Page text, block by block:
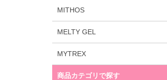
MITHOS
MELTY GEL
MYTREX
商品カテゴリで探す